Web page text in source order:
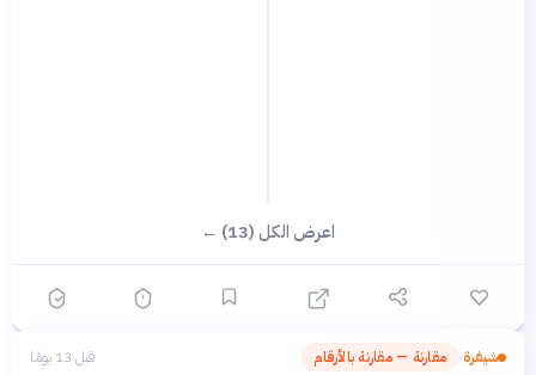
اعرض الكل (13) ←
شيفرة› مقارنة — مقارنة بالأرقام قبل 13 يومًا